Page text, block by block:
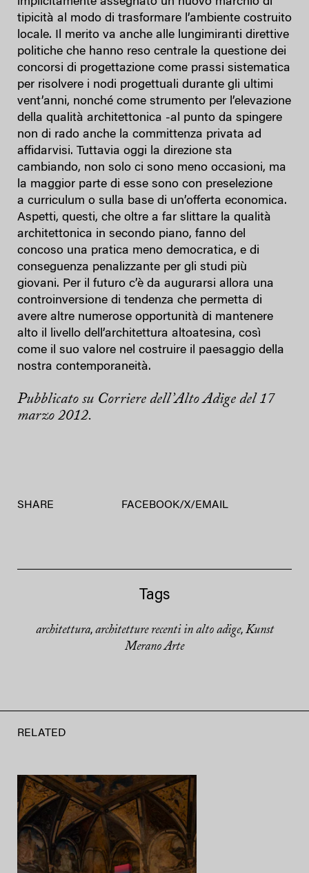
tipicità al modo di trasformare l’ambiente costruito
locale. Il merito va anche alle lungimiranti direttive
politiche che hanno reso centrale la questione dei
concorsi di progettazione come prassi sistematica
per risolvere i nodi progettuali durante gli ultimi
vent’anni, nonché come strumento per l’elevazione
della qualità architettonica -al punto da spingere
non di rado anche la committenza privata ad
affidarvisi. Tuttavia oggi la direzione sta
cambiando, non solo ci sono meno occasioni, ma
la maggior parte di esse sono con preselezione
a curriculum o sulla base di un’offerta economica.
Aspetti, questi, che oltre a far slittare la qualità
architettonica in secondo piano, fanno del
concoso una pratica meno democratica, e di
conseguenza penalizzante per gli studi più
giovani. Per il futuro c’è da augurarsi allora una
controinversione di tendenza che permetta di
avere altre numerose opportunità di mantenere
alto il livello dell’architettura altoatesina, così
come il suo valore nel costruire il paesaggio della
nostra contemporaneità.
Pubblicato su Corriere dell’Alto Adige del 17
marzo 2012.
SHARE FACEBOOK/X/ EMAIL
Tags
architettura, architetture recenti in alto adige, Kunst
Merano Arte
RELATED